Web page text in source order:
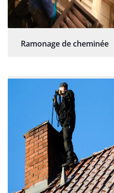
Ramonage de cheminée